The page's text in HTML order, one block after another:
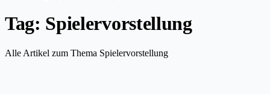
Tag: Spielervorstellung
Alle Artikel zum Thema Spielervorstellung